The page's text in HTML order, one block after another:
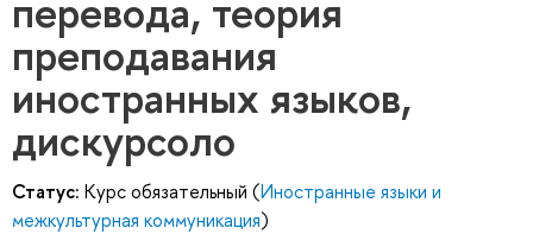
перевода, теория
преподавания
иностранных языков,
дискурсоло
Статус: Курс обязательный (Иностранные языки и
межкультурная коммуникация)